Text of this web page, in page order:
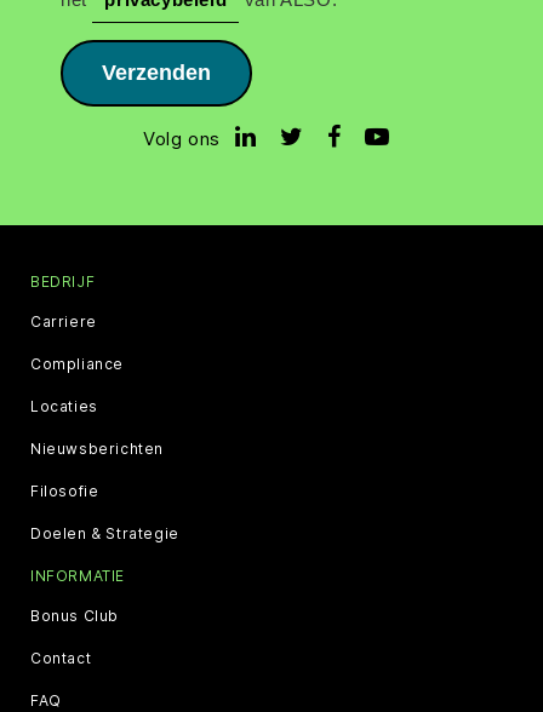
Verzenden
Volg ons
BEDRIJF
Carriere
Compliance
Locaties
Nieuwsberichten
Filosofie
Doelen & Strategie
INFORMATIE
Bonus Club
Contact
FAQ